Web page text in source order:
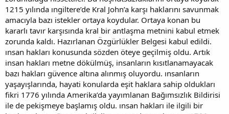
1215 yılında ıngiltere’de Kral John’a karşı haklarını savunmak
amacıyla bazı istekler ortaya koydular. Ortaya konan bu
kararlı tavır karşısında kral bir antlaşma metnini kabul etmek
zorunda kaldı. Hazırlanan Özgürlükler Belgesi kabul edildi.
ınsan hakları konusunda sözden öteye geçilmiş oldu. Artık
insan hakları metne dökülmüş, insanların kısıtlanamayacak
bazı hakları güvence altına alınmış oluyordu. ınsanların
yaşayışlarında, hayati konularda eşit haklara sahip oldukları
fikri 1776 yılında Amerika’da yayımlanan Bağımsızlık Bildirisi
ile de pekişmeye başlamış oldu. ınsan hakları ile ilgili bir